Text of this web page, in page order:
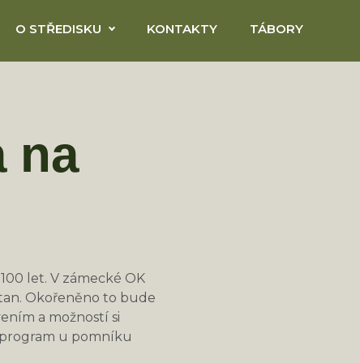
O STŘEDISKU KONTAKTY TÁBORY
na
let. V zámecké OK
Okořeněno to bude
a možností si
u pomníku